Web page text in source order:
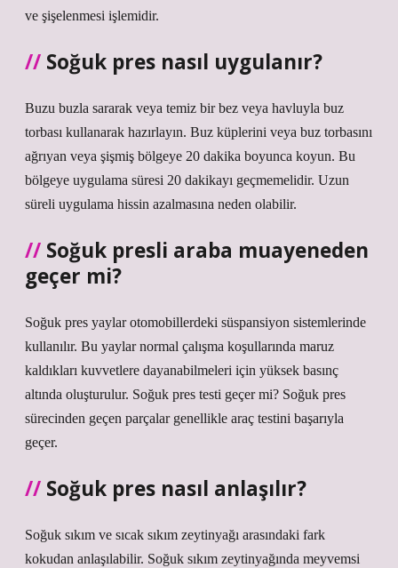
ve şişelenmesi işlemidir.
Soğuk pres nasıl uygulanır?
Buzu buzla sararak veya temiz bir bez veya havluyla buz
torbası kullanarak hazırlayın. Buz küplerini veya buz torbasını
ağrıyan veya şişmiş bölgeye 20 dakika boyunca koyun. Bu
bölgeye uygulama süresi 20 dakikayı geçmemelidir. Uzun
süreli uygulama hissin azalmasına neden olabilir.
Soğuk presli araba muayeneden
geçer mi?
Soğuk pres yaylar otomobillerdeki süspansiyon sistemlerinde
kullanılır. Bu yaylar normal çalışma koşullarında maruz
kaldıkları kuvvetlere dayanabilmeleri için yüksek basınç
altında oluşturulur. Soğuk pres testi geçer mi? Soğuk pres
sürecinden geçen parçalar genellikle araç testini başarıyla
geçer.
Soğuk pres nasıl anlaşılır?
Soğuk sıkım ve sıcak sıkım zeytinyağı arasındaki fark
kokudan anlaşılabilir. Soğuk sıkım zeytinyağında meyvemsi